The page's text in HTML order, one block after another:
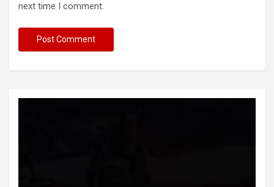
next time I comment.